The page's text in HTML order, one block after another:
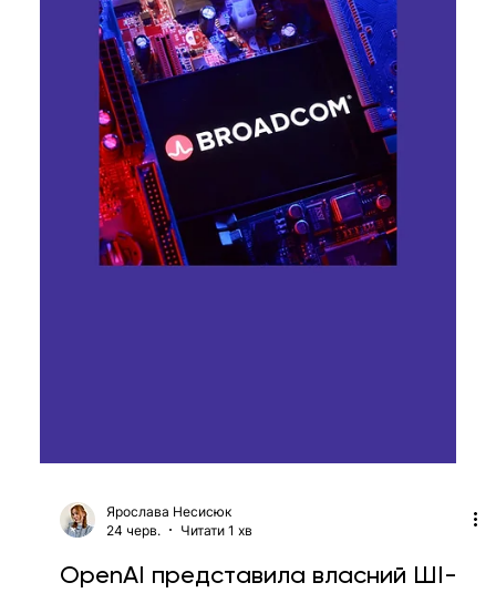
Єлизавета Гогілашвілі
3 лип.
Читати 3 хв
Розробка Meta зчитує мозкові
сигнали, ціни на Apple зростають
через ШІ, OpenAI випускає чип